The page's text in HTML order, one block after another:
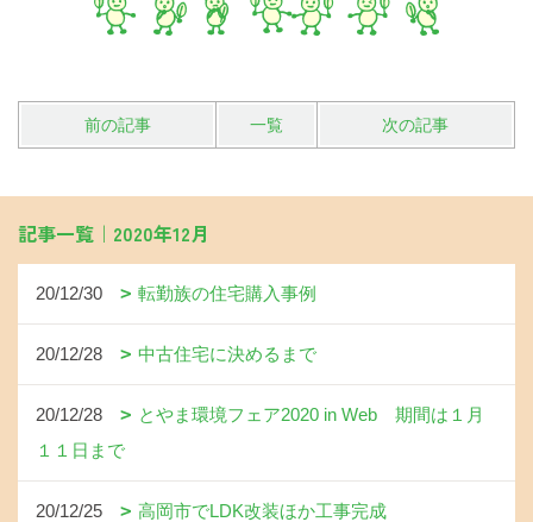
前の記事 一覧 次の記事
記事一覧｜2020年12月
20/12/30 転勤族の住宅購入事例
20/12/28 中古住宅に決めるまで
20/12/28
とやま環境フェア2020 in Web 期間は１月
１１日まで
20/12/25 高岡市でLDK改装ほか工事完成